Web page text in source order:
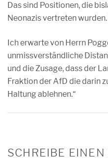
Das sind Positionen, die
Neonazis vertreten
Ich erwarte von Herrn
unmissverständliche
und die Zusage, dass der
Fraktion der AfD die darin
Haltung ablehnen.“
SCHREIBE